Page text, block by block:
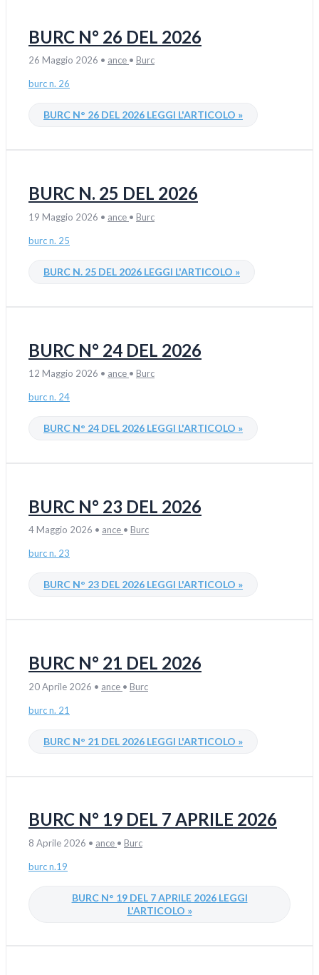
BURC N° 26 DEL 2026
26 Maggio 2026 • ance • Burc
burc n. 26
BURC N° 26 DEL 2026 LEGGI L'ARTICOLO »
BURC N. 25 DEL 2026
19 Maggio 2026 • ance • Burc
burc n. 25
BURC N. 25 DEL 2026 LEGGI L'ARTICOLO »
BURC N° 24 DEL 2026
12 Maggio 2026 • ance • Burc
burc n. 24
BURC N° 24 DEL 2026 LEGGI L'ARTICOLO »
BURC N° 23 DEL 2026
4 Maggio 2026 • ance • Burc
burc n. 23
BURC N° 23 DEL 2026 LEGGI L'ARTICOLO »
BURC N° 21 DEL 2026
20 Aprile 2026 • ance • Burc
burc n. 21
BURC N° 21 DEL 2026 LEGGI L'ARTICOLO »
BURC N° 19 DEL 7 APRILE 2026
8 Aprile 2026 • ance • Burc
burc n.19
BURC N° 19 DEL 7 APRILE 2026LEGGI
L'ARTICOLO »